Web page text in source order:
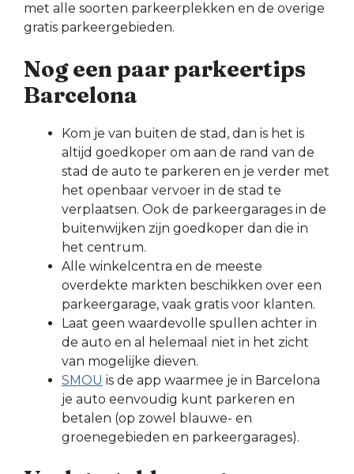
met alle soorten parkeerplekken en de overige
gratis parkeergebieden.
Nog een paar parkeertips
Barcelona
Kom je van buiten de stad, dan is het is
altijd goedkoper om aan de rand van de
stad de auto te parkeren en je verder met
het openbaar vervoer in de stad te
verplaatsen. Ook de parkeergarages in de
buitenwijken zijn goedkoper dan die in
het centrum.
Alle winkelcentra en de meeste
overdekte markten beschikken over een
parkeergarage, vaak gratis voor klanten.
Laat geen waardevolle spullen achter in
de auto en al helemaal niet in het zicht
van mogelijke dieven.
SMOU is de app waarmee je in Barcelona
je auto eenvoudig kunt parkeren en
betalen (op zowel blauwe- en
groenegebieden en parkeergarages).